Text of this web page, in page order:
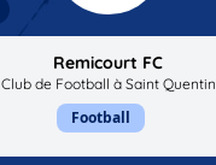
Remicourt FC
Club de Football à Saint Quentin
Football